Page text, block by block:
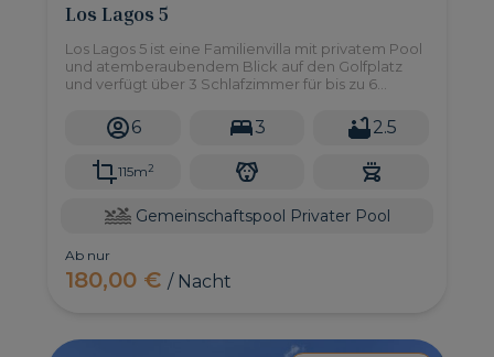
Los Lagos 5
Los Lagos 5 ist eine Familienvilla mit privatem Pool
und atemberaubendem Blick auf den Golfplatz
und verfügt über 3 Schlafzimmer für bis zu 6
6 3 2.5
115m2
Gemeinschaftspool Privater Pool
Ab nur
180,00 €/ Nacht